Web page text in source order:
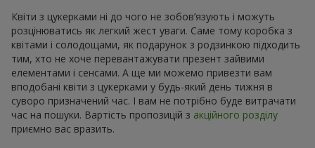
Квіти з цукерками ні до чого не зобов’язують і можуть
розцінюватись як легкий жест уваги. Саме тому коробка з
квітами і солодощами, як подарунок з родзинкою підходить
тим, хто не хоче перевантажувати презент зайвими
елементами і сенсами. А ще ми можемо привезти вам
вподобані квіти з цукерками у будь-який день тижня в
суворо призначений час. І вам не потрібно буде витрачати
час на пошуки. Вартість пропозицій з акційного розділу
приємно вас вразить.